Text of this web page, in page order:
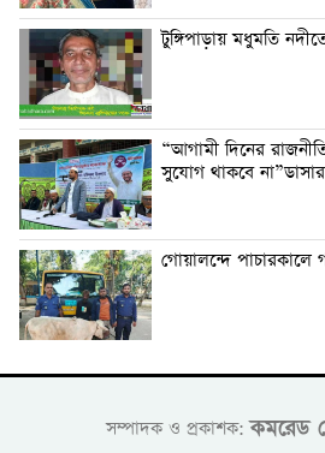
টুঙ্গিপাড়ায় মধুমতি
“আগামী দিনের
সুযোগ থাকবে
গোয়ালন্দে
সম্পাদক ও প্রকাশক:কমরেড